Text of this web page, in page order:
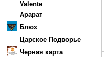
Valente
Арарат
Блюз
Царское Подворье
Черная карта